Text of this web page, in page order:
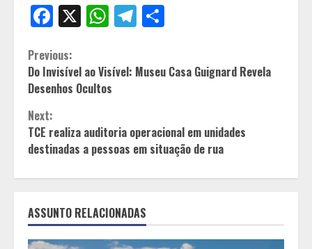
Facebook
X WhatsApp
Telegram
Continue
Reading
Previous:
Do Invisível ao Visível: Museu Casa Guignard Revela
Desenhos Ocultos
Next:
TCE realiza auditoria operacional em unidades
destinadas a pessoas em situação de rua
ASSUNTO RELACIONADAS